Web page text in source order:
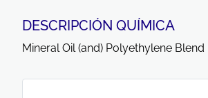
DESCRIPCIÓN QUÍMICA
Mineral Oil (and) Polyethylene Blend